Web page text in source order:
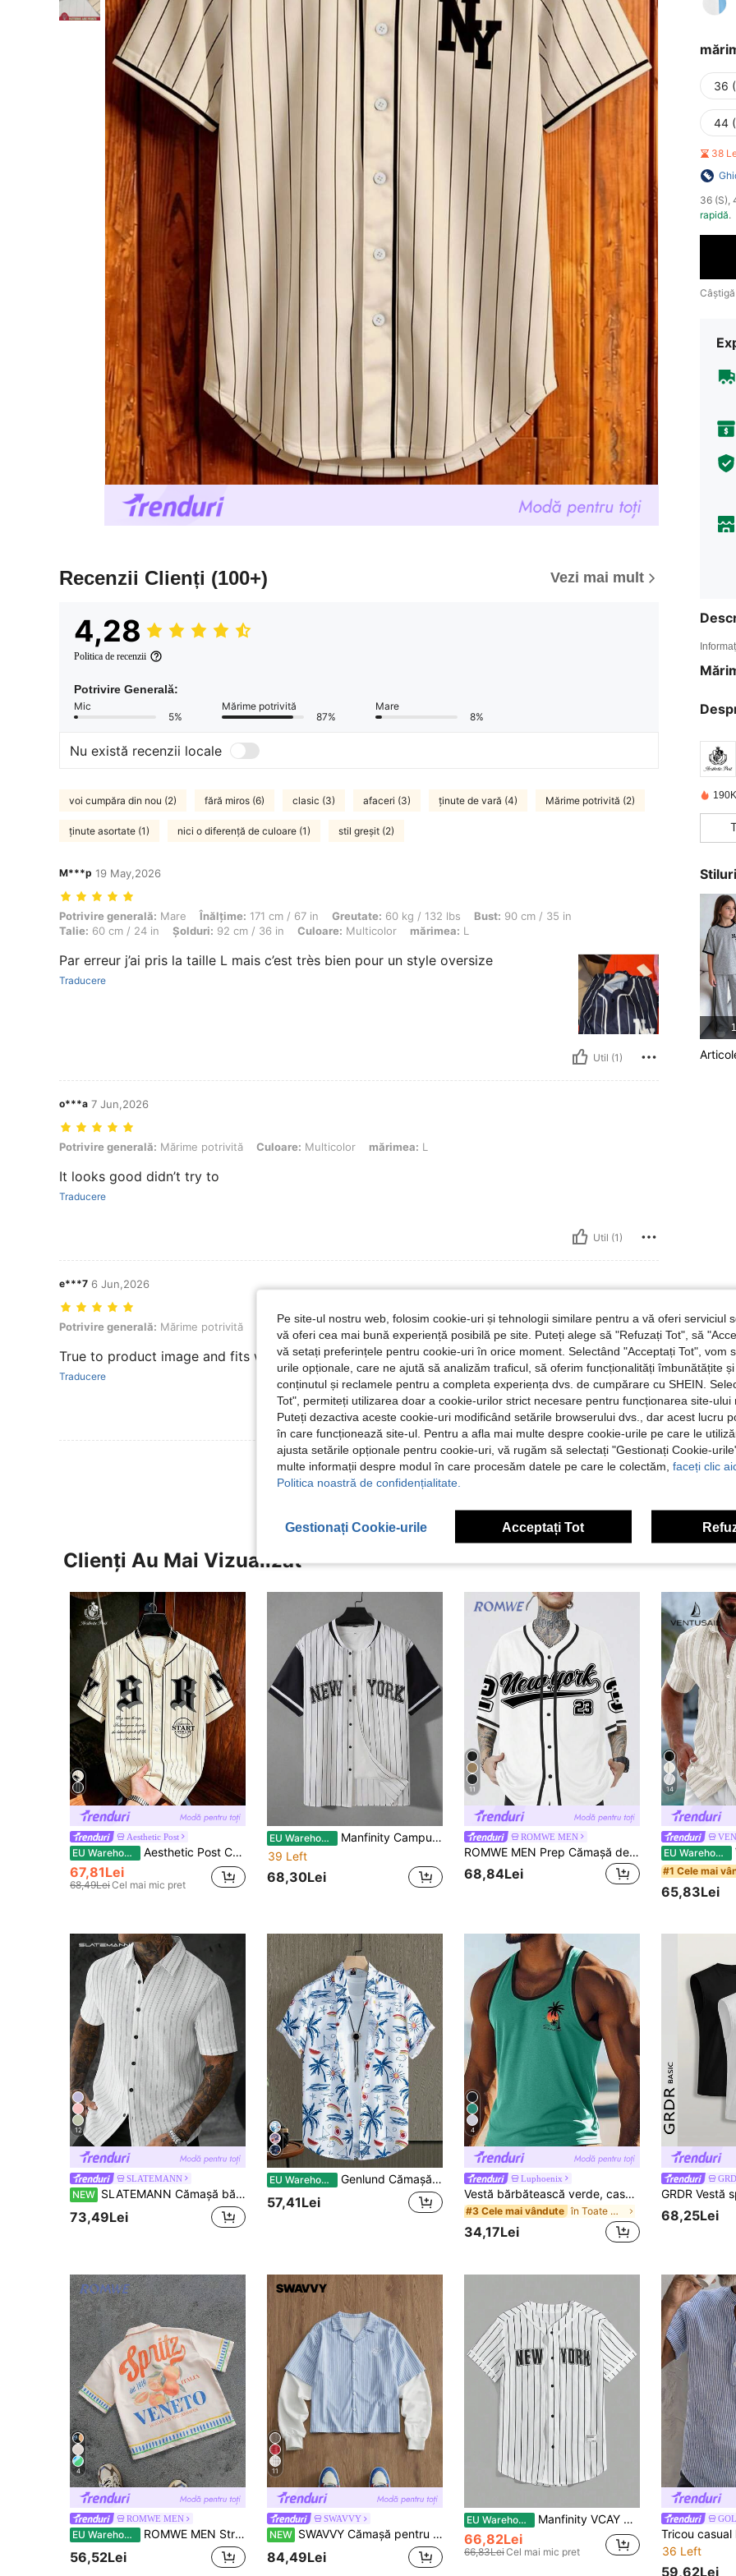
Recenzii Clienți (100+) Vezi mai mult
4,28
Politica de recenzii
Potrivire Generală:
Mic
5%
Mărime potrivită
87%
Mare
8%
Nu există recenzii locale
voi cumpăra din nou (2) fără miros (6) clasic (3) afaceri (3) ținute de vară (4) Mărime potrivită (2)
ținute asortate (1) nici o diferență de culoare (1) stil greșit (2)
M***p 19 May,2026
Potrivire generală: Mare, Înălţime: 171 cm / 67 in, Greutate: 60 kg / 132 lbs, Bust: 90 cm / 35 in, Talie: 60 cm / 24 in, Șolduri: 92 cm / 36 in, Culoare:
Potrivire generală: Mare Înălţime: 171 cm / 67 in Greutate: 60 kg / 132 lbs Bust: 90 cm / 35 in
Talie: 60 cm / 24 in Șolduri: 92 cm / 36 in Culoare: Multicolor mărimea: L
Par erreur j’ai pris la taille L mais c’est très bien pour un style oversize
Traducere
Util (1)
o***a 7 Jun,2026
Potrivire generală: Mărime potrivită, Culoare: Multicolor, mărimea: L
Potrivire generală: Mărime potrivită Culoare: Multicolor mărimea: L
It looks good didn’t try to
Traducere
Util (1)
e***7 6 Jun,2026
Potrivire generală: Mărime potrivită, Culoare: Multicolor, mărimea: M
Potrivire generală: Mărime potrivită Culoare:Multicolor mărimea:M
True to product image and fits well.Great value for money.
Traducere
Util (1)
Vezi Mai Multe Recenzii
36
44
38
​36 (S),
rapidă.
Clienți Au Mai Vizualizat
Aesthetic Post
EU Warehouse Aesthetic Post Cămașă casual pentru bărbați cu mânecă scurtă, dungi cu litere și închidere cu nasturi pe un singur rând
67,81Lei
68,49LeiCel mai mic pret
EU Warehouse
Manfinity Campus Court Cămașă extra oversize pentru bărbați cu guler baseball cu dungi și cu litere, fără tricou
39 Left
68,30Lei
11
ROMWE MEN
ROMWE MEN Prep Cămașă de baseball casual cu mânecă scurtă imprimată cu litere și numere pentru bărbați, pentru vară, școală, pentru tenis
68,84Lei
14
EU Warehouse
#1 Cele mai
65,83Lei
12
SLATEMANN
NEW SLATEMANN Cămașă bărbați vintage alb-negru, cu dungi fine și textură, mânecă scurtă, croială largă, casual, pentru naveta zilnică
73,49Lei
EU Warehouse Genlund Cămașă pentru bărbați cu mânecă scurtă, cu nasturi, pentru vacanță, cu imprimeu floral, cu guler, pentru vară
57,41Lei
4
Luphoenix
Vestă bărbătească verde, casual, fără mâneci, pentru vară, plajă, exterior și purtare zilnică
#3 Cele mai vândute în Toate Maiouri pentru bărbați
34,17Lei
68,25Lei
4
ROMWE MEN
EU Warehouse ROMWE MEN Street Life Tricou bărbătesc cu mânecă scurtă, stil de vacanță de vară, casual, pentru plajă, stațiune Hawaiiană
56,52Lei
11
SWAVVY
NEW SWAVVY Cămașă pentru bărbați 2 în 1, brodată, versatilă, cu nasturi pe un singur rând, dungată, în culori contrastante
84,49Lei
EU Warehouse Manfinity VCAY Cămașă baseball pentru bărbați cu dungi și grafică cu litere, detaliu cu patch, pentru vacanță, cadou de Ziua Tatălui
66,82Lei
66,83LeiCel mai mic pret
36 Left
59,62Lei
Pe site-ul nostru web, folosim cookie-uri și tehnologii similare pentru a vă oferi serviciul
vă oferi cea mai bună experiență posibilă pe site. Puteți alege să "Refuzați Tot", să
vă setați preferințele pentru cookie-uri în orice moment. Selectând "Acceptați Tot", vom
urile opționale, care ne ajută să analizăm traficul, să oferim funcționalități îmbunătățite
conținutul și reclamele pentru a completa experiența dvs. de cumpărare cu SHEIN.
Tot", permiteți utilizarea doar a cookie-urilor strict necesare pentru funcționarea site-ului
Puteți dezactiva aceste cookie-uri modificând setările browserului dvs., dar acest lucru
în care funcționează site-ul. Pentru a afla mai multe despre cookie-urile pe care le
ajusta setările opționale pentru cookie-uri, vă rugăm să selectați "Gestionați Cookie-
multe informații despre modul în care procesăm datele pe care le colectăm, faceți clic
Politica noastră de confidențialitate.
Gestionați Cookie-urile Acceptați Tot